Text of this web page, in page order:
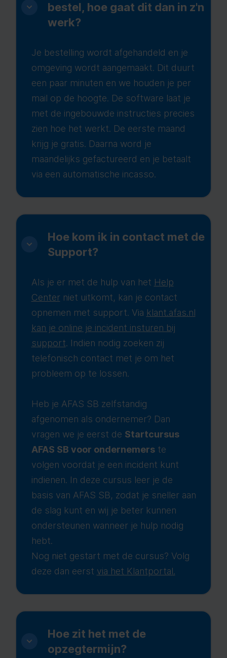
bestel, hoe gaat dit dan in z'n
werk?
Je bestelling wordt afgehandeld en je
omgeving wordt aangemaakt. Dit duurt
een paar minuten en we houden je per
mail op de hoogte. De software laat je
met de ingebouwde instructies precies
zien hoe het werkt. De eerste maand
krijg je gratis. Daarna word je
maandelijks gefactureerd en je betaalt
via een automatische incasso.
Hoe kom ik in contact met de
Support?
Als je er met de hulp van het Help
Center niet uitkomt, kan je contact
opnemen met support. Via klant.afas.nl
kan je online je incident insturen bij
support. Indien nodig zoeken zij
telefonisch contact met je om het
probleem op te lossen.
Heb je AFAS SB zelfstandig
afgenomen als ondernemer? Dan
vragen we je eerst de Startcursus
AFAS SB voor ondernemerste
volgen voordat je een incident kunt
indienen. In deze cursus leer je de
basis van AFAS SB, zodat je sneller aan
de slag kunt en wij je beter kunnen
ondersteunen wanneer je hulp nodig
hebt.
Nog niet gestart met de cursus? Volg
deze dan eerst via het Klantportal.
Hoe zit het met de
opzegtermijn?